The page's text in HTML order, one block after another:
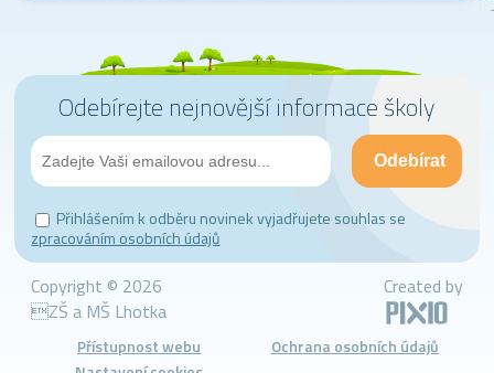
Odebírejte nejnovější informace školy
Přihlášením k odběru novinek vyjadřujete souhlas se
zpracováním osobních údajů
Copyright © 2026
ZŠ a MŠ Lhotka
Created by
Přístupnost webu
Ochrana osobních údajů